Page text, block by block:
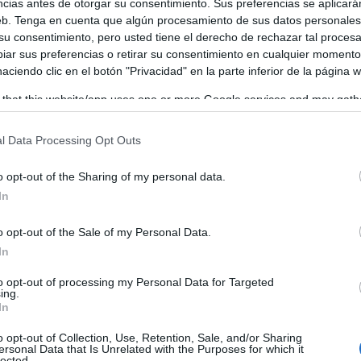
antes de otorgar su consentimiento. Sus preferencias se
Tenga en cuenta que algún procesamiento de sus datos
consentimiento, pero usted tiene el derecho de rechazar tal
sus preferencias o retirar su consentimiento en cualquier
clic en el botón "Privacidad" en la parte inferior de la página
that this website/app uses one or more Google services and may
but not limited to your visit or usage behaviour. You may
consent section.
Data Processing Opt Outs
opt-out of the Sharing of my personal data.
opt-out of the Sale of my Personal Data.
opt-out of processing my Personal Data for Targeted
opt-out of Collection, Use, Retention, Sale, and/or Sharing
Data that Is Unrelated with the Purposes for which it
Tomelloso y en especial para
sector vitivinícola dedicado a
cuevas